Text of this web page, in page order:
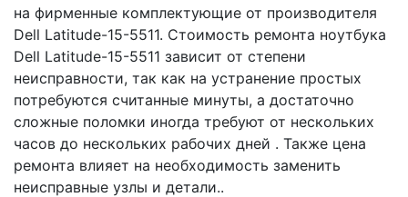
на фирменные комплектующие от производителя
Dell Latitude-15-5511. Стоимость ремонта ноутбука
Dell Latitude-15-5511 зависит от степени
неисправности, так как на устранение простых
потребуются считанные минуты, а достаточно
сложные поломки иногда требуют от нескольких
часов до нескольких рабочих дней . Также цена
ремонта влияет на необходимость заменить
неисправные узлы и детали..